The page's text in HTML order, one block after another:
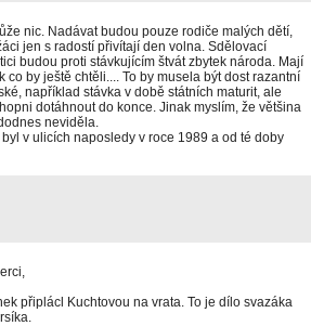
nic. Nadávat budou pouze rodiče malých dětí,
jen s radostí přivítají den volna. Sdělovací
budou proti stávkujícím štvát zbytek národa. Mají
co by ještě chtěli.... To by musela být dost razantní
například stávka v době státních maturit, ale
dotáhnout do konce. Jinak myslím, že většina
neviděla.
v ulicích naposledy v roce 1989 a od té doby
připlácl Kuchtovou na vrata. To je dílo svazáka